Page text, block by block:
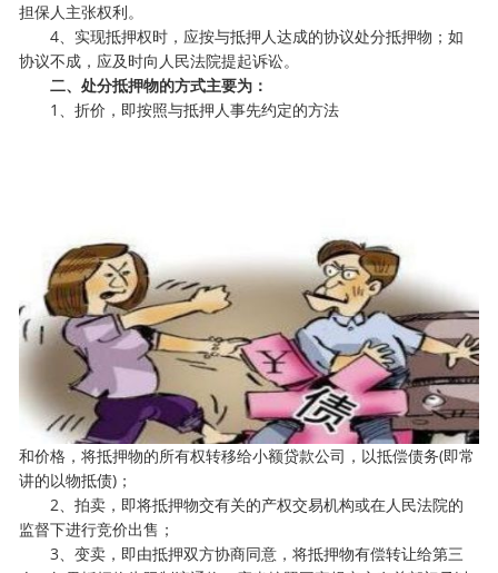
担保人主张权利。
4、实现抵押权时，应按与抵押人达成的协议处分抵押物；如
协议不成，应及时向人民法院提起诉讼。
二、处分抵押物的方式主要为：
1、折价，即按照与抵押人事先约定的方法
和价格，将抵押物的所有权转移给小额贷款公司，以抵偿债务(即常
讲的以物抵债)；
2、拍卖，即将抵押物交有关的产权交易机构或在人民法院的
监督下进行竞价出售；
3、变卖，即由抵押双方协商同意，将抵押物有偿转让给第三